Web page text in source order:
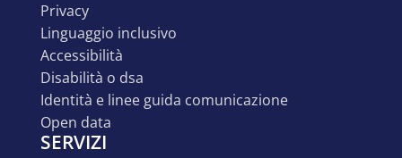
privacy
linguaggio inclusivo
accessibilità
disabilità o dsa
identità e linee guida comunicazione
open data
SERVIZI